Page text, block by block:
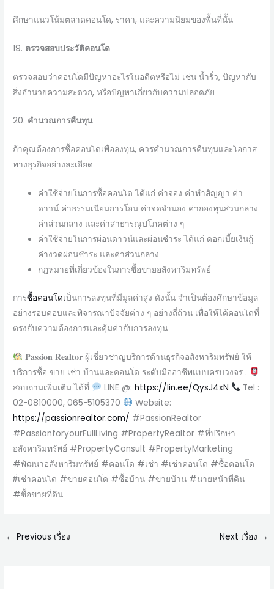
ศึกษาแนวโน้มตลาดคอนโด, ราคา, และความนิยมของพื้นที่นั้น
19. ตรวจสอบประวัติคอนโด
ตรวจสอบว่าคอนโดมีปัญหาอะไรในอดีตหรือไม่ เช่น น้ำรั่ว, ปัญหากับ
สิ่งอำนวยความสะดวก, หรือปัญหาเกี่ยวกับความปลอดภัย
20. คำนวณการคืนทุน
ถ้าคุณต้องการซื้อคอนโดเพื่อลงทุน, ควรคำนวณการคืนทุนและโอกาส
ทางธุรกิจอย่างละเอียด
ค่าใช้จ่ายในการซื้อคอนโด ได้แก่ ค่าจอง ค่าทำสัญญา ค่า
ดาวน์ ค่าธรรมเนียมการโอน ค่าจดจำนอง ค่ากองทุนส่วนกลาง
ค่าส่วนกลาง และค่าสาธารณูปโภคต่าง ๆ
ค่าใช้จ่ายในการผ่อนดาวน์และผ่อนชำระ ได้แก่ ดอกเบี้ยเงินกู้
ค่างวดผ่อนชำระ และค่าส่วนกลาง
กฎหมายที่เกี่ยวข้องในการซื้อขายอสังหาริมทรัพย์
การซื้อคอนโดเป็นการลงทุนที่มีมูลค่าสูง ดังนั้น จำเป็นต้องศึกษาข้อมูล
อย่างรอบคอบและพิจารณาปัจจัยต่าง ๆ อย่างถี่ถ้วน เพื่อให้ได้คอนโดที่
ตรงกับความต้องการและคุ้มค่ากับการลงทุน
𝐏𝐚𝐬𝐬𝐢𝐨𝐧 𝐑𝐞𝐚𝐥𝐭𝐨𝐫 ผู้เชี่ยวชาญบริการด้านธุรกิจอสังหาริมทรัพย์ ให้
บริการซื้อ ขาย เช่า บ้านและคอนโด ระดับมืออาชีพแบบครบวงจร .
สอบถามเพิ่มเติม ได้ที่
LINE @: https://lin.ee/QysJ4xN
Tel :
02-0810000, 065-5105370
Website:
https://passionrealtor.com/ #PassionRealtor
#PassionforyourFullLiving #PropertyRealtor #ที่ปรึกษา
อสังหาริมทรัพย์ #PropertyConsult #PropertyMarketing
#พัฒนาอสังหาริมทรัพย์ #คอนโด #เช่า #เช่าคอนโด #ซื้อคอนโด
#่เช่าคอนโด #ขายคอนโด #ซื้อบ้าน #ขายบ้าน #นายหน้าที่ดิน
#ซื้อขายที่ดิน
← Previous เรื่อง Next เรื่อง →